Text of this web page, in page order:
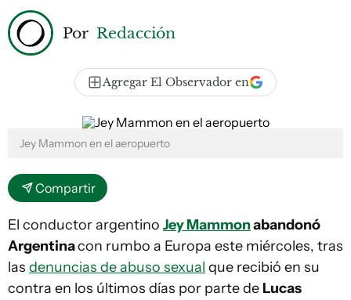
Por Redacción
Agregar El Observador en
Jey Mammon en el aeropuerto
Compartir
El conductor argentino Jey Mammonabandonó
Argentinacon rumbo a Europa este miércoles, tras
las denuncias de abuso sexual que recibió en su
contra en los últimos días por parte de Lucas